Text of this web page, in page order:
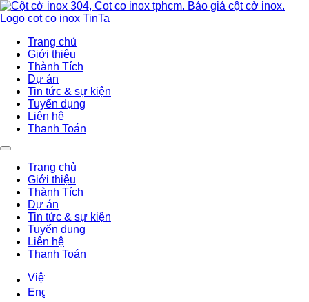
Trang chủ
Giới thiệu
Thành Tích
Dự án
Tin tức & sự kiện
Tuyển dụng
Liên hệ
Thanh Toán
Trang chủ
Giới thiệu
Thành Tích
Dự án
Tin tức & sự kiện
Tuyển dụng
Liên hệ
Thanh Toán